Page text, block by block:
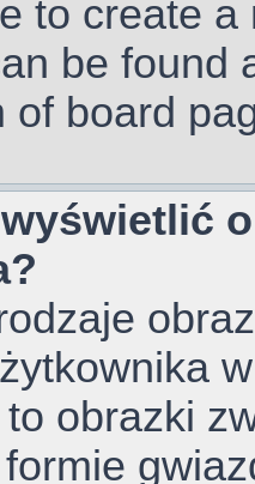
to create
be found
of board
obrazki